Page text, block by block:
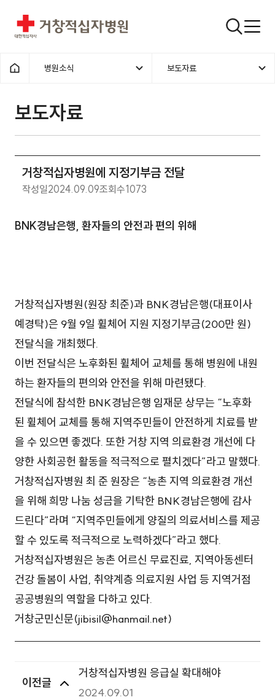
거창적십자병원 검색창
홈으로
병원소식 보도자료
보도자료
거창적십자병원에 지정기부금 전달
작성일2024.09.09조회수1073
BNK경남은행, 환자들의 안전과 편의 위해
거창적십자병원(원장 최준)과 BNK경남은행(대표이사
예경탁)은 9월 9일 휠체어 지원 지정기부금(200만 원)
전달식을 개최했다.
이번 전달식은 노후화된 휠체어 교체를 통해 병원에 내원
하는 환자들의 편의와 안전을 위해 마련됐다.
전달식에 참석한 BNK경남은행 임재문 상무는 “노후화
된 휠체어 교체를 통해 지역주민들이 안전하게 치료를 받
을 수 있으면 좋겠다. 또한 거창 지역 의료환경 개선에 다
양한 사회공헌 활동을 적극적으로 펼치겠다”라고 말했다.
거창적십자병원 최 준 원장은 “농촌 지역 의료환경 개선
을 위해 희망 나눔 성금을 기탁한 BNK경남은행에 감사
드린다”라며 “지역주민들에게 양질의 의료서비스를 제공
할 수 있도록 적극적으로 노력하겠다”라고 했다.
거창적십자병원은 농촌 어르신 무료진료, 지역아동센터
건강 돌봄이 사업, 취약계층 의료지원 사업 등 지역거점
공공병원의 역할을 다하고 있다.
거창군민신문(jibisil@hanmail.net)
이전글
거창적십자병원 응급실 확대해야
2024.09.01